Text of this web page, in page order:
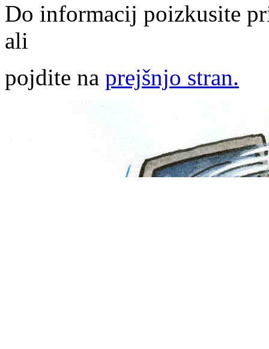
Do informacij poizkusite
ali
pojdite na prejšnjo stran.